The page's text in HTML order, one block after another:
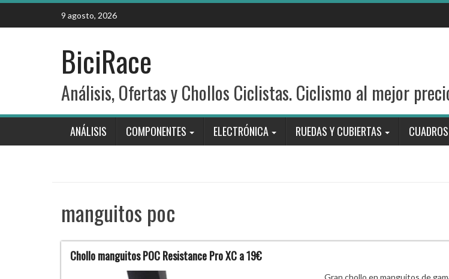
Skip
content
9 agosto, 2026
BiciRace
Análisis, Ofertas y Chollos Ciclistas. Ciclismo al mejor
ANÁLISIS COMPONENTES ELECTRÓNICA RUEDAS Y CUBIERTAS
manguitos poc
Chollo manguitos POC Resistance Pro XC a 19€
Gran chollo en manguitos de